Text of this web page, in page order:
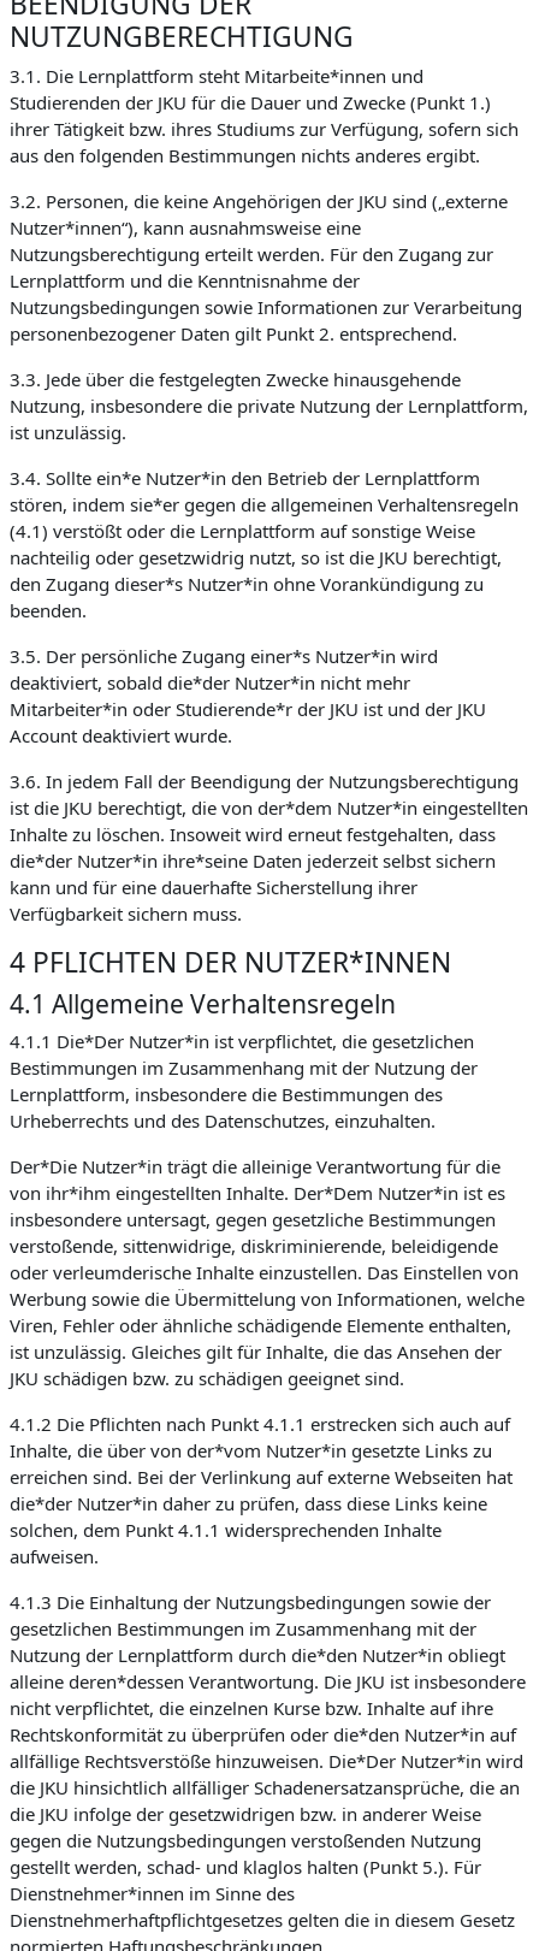
NUTZUNGBERECHTIGUNG
3.1. Die Lernplattform steht Mitarbeite*innen und
Studierenden der JKU für die Dauer und Zwecke (Punkt 1.)
ihrer Tätigkeit bzw. ihres Studiums zur Verfügung, sofern sich
aus den folgenden Bestimmungen nichts anderes ergibt.
3.2. Personen, die keine Angehörigen der JKU sind („externe
Nutzer*innen“), kann ausnahmsweise eine
Nutzungsberechtigung erteilt werden. Für den Zugang zur
Lernplattform und die Kenntnisnahme der
Nutzungsbedingungen sowie Informationen zur Verarbeitung
personenbezogener Daten gilt Punkt 2. entsprechend.
3.3. Jede über die festgelegten Zwecke hinausgehende
Nutzung, insbesondere die private Nutzung der Lernplattform,
ist unzulässig.
3.4. Sollte ein*e Nutzer*in den Betrieb der Lernplattform
stören, indem sie*er gegen die allgemeinen Verhaltensregeln
(4.1) verstößt oder die Lernplattform auf sonstige Weise
nachteilig oder gesetzwidrig nutzt, so ist die JKU berechtigt,
den Zugang dieser*s Nutzer*in ohne Vorankündigung zu
beenden.
3.5. Der persönliche Zugang einer*s Nutzer*in wird
deaktiviert, sobald die*der Nutzer*in nicht mehr
Mitarbeiter*in oder Studierende*r der JKU ist und der JKU
Account deaktiviert wurde.
3.6. In jedem Fall der Beendigung der Nutzungsberechtigung
ist die JKU berechtigt, die von der*dem Nutzer*in eingestellten
Inhalte zu löschen. Insoweit wird erneut festgehalten, dass
die*der Nutzer*in ihre*seine Daten jederzeit selbst sichern
kann und für eine dauerhafte Sicherstellung ihrer
Verfügbarkeit sichern muss.
4 PFLICHTEN DER NUTZER*INNEN
4.1 Allgemeine Verhaltensregeln
4.1.1 Die*Der Nutzer*in ist verpflichtet, die gesetzlichen
Bestimmungen im Zusammenhang mit der Nutzung der
Lernplattform, insbesondere die Bestimmungen des
Urheberrechts und des Datenschutzes, einzuhalten.
Der*Die Nutzer*in trägt die alleinige Verantwortung für die
von ihr*ihm eingestellten Inhalte. Der*Dem Nutzer*in ist es
insbesondere untersagt, gegen gesetzliche Bestimmungen
verstoßende, sittenwidrige, diskriminierende, beleidigende
oder verleumderische Inhalte einzustellen. Das Einstellen von
Werbung sowie die Übermittelung von Informationen, welche
Viren, Fehler oder ähnliche schädigende Elemente enthalten,
ist unzulässig. Gleiches gilt für Inhalte, die das Ansehen der
JKU schädigen bzw. zu schädigen geeignet sind.
4.1.2 Die Pflichten nach Punkt 4.1.1 erstrecken sich auch auf
Inhalte, die über von der*vom Nutzer*in gesetzte Links zu
erreichen sind. Bei der Verlinkung auf externe Webseiten hat
die*der Nutzer*in daher zu prüfen, dass diese Links keine
solchen, dem Punkt 4.1.1 widersprechenden Inhalte
aufweisen.
4.1.3 Die Einhaltung der Nutzungsbedingungen sowie der
gesetzlichen Bestimmungen im Zusammenhang mit der
Nutzung der Lernplattform durch die*den Nutzer*in obliegt
alleine deren*dessen Verantwortung. Die JKU ist insbesondere
nicht verpflichtet, die einzelnen Kurse bzw. Inhalte auf ihre
Rechtskonformität zu überprüfen oder die*den Nutzer*in auf
allfällige Rechtsverstöße hinzuweisen. Die*Der Nutzer*in wird
die JKU hinsichtlich allfälliger Schadenersatzansprüche, die an
die JKU infolge der gesetzwidrigen bzw. in anderer Weise
gegen die Nutzungsbedingungen verstoßenden Nutzung
gestellt werden, schad- und klaglos halten (Punkt 5.). Für
Dienstnehmer*innen im Sinne des
Dienstnehmerhaftpflichtgesetzes gelten die in diesem Gesetz
normierten Haftungsbeschränkungen.